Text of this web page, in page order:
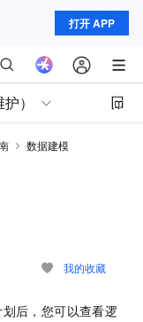
打开 APP
）
数据建模
我的收藏
后，您可以查看逻